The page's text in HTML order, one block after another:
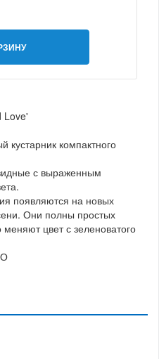
Love'
кустарник компактного
с выраженным
появляются на новых
Они полны простых
цвет с зеленоватого